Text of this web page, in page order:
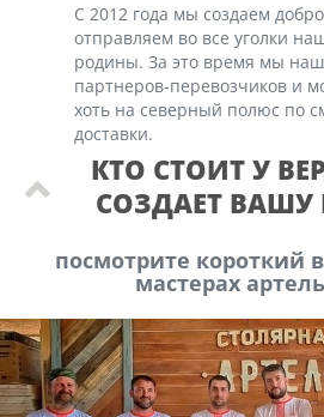
С 2012 года мы создаем
отправляем во все уголки
родины. За это время мы
партнеров-перевозчиков и
хоть на северный полюс по
доставки.
КТО СТОИТ У
СОЗДАЕТ ВАШУ
посмотрите короткий
мастерах